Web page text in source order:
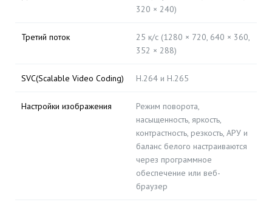
320 × 240)
Третий поток
25 к/с (1280 × 720, 640 × 360,
352 × 288)
SVC(Scalable Video Coding) H.264 и H.265
Настройки изображения
Режим поворота,
насыщенность, яркость,
контрастность, резкость, АРУ и
баланс белого настраиваются
через программное
обеспечение или веб-
браузер